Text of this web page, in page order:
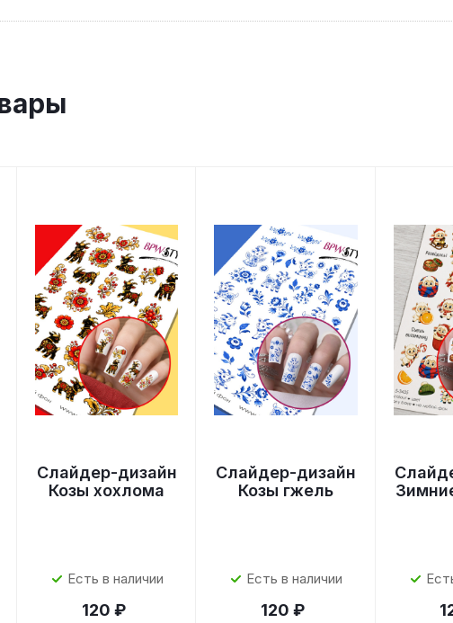
Слайдер-дизайн
Козы хохлома
Есть в наличии
120 ₽
Слайдер-дизайн
Козы гжель
Есть в наличии
120 ₽